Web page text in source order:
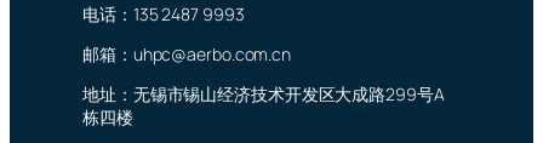
电话：135 2487 9993
邮箱：uhpc@aerbo.com.cn
地址：无锡市锡山经济技术开发区大成路299号A
栋四楼